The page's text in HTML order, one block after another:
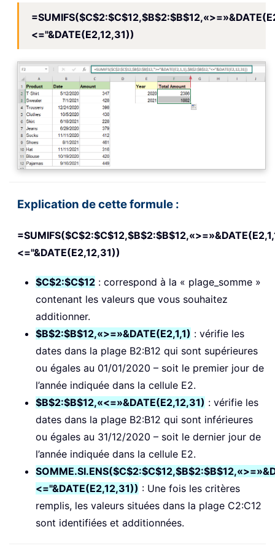
<="&DATE(E2,12,31))
Explication de cette formule :
<="&DATE(E2,12,31))
$C$2:$C$12 : correspond à la « plage_somme »
contenant les valeurs que vous souhaitez
additionner.
$B$2:$B$12,«>=»&DATE(E2,1,1) : vérifie les
dates dans la plage B2:B12 qui sont supérieures
ou égales au 01/01/2020 – soit le premier jour de
l’année indiquée dans la cellule E2.
$B$2:$B$12,«<=»&DATE(E2,12,31) : vérifie les
dates dans la plage B2:B12 qui sont inférieures
ou égales au 31/12/2020 – soit le dernier jour de
l’année indiquée dans la cellule E2.
<="&DATE(E2,12,31)) : Une fois les critères
remplis, les valeurs situées dans la plage C2:C12
sont identifiées et additionnées.